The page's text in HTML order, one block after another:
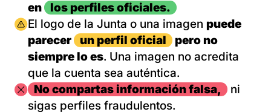
en
los perfiles oficiales.
Imagen
El logo de la Junta o una imagen puede
parecer
un perfil oficial
pero no
siempre lo es. Una imagen no acredita
que la cuenta sea auténtica.
ImagenNo compartas información falsa,
ni
sigas perfiles fraudulentos.